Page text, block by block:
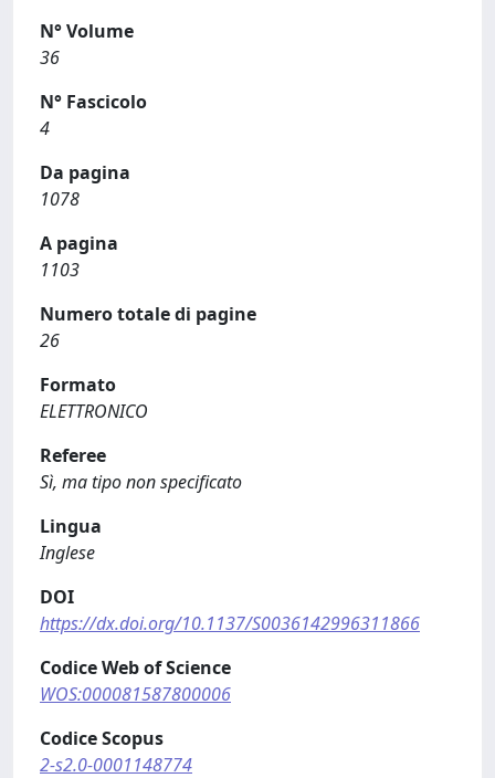
N° Volume
36
N° Fascicolo
4
Da pagina
1078
A pagina
1103
Numero totale di pagine
26
Formato
ELETTRONICO
Referee
Sì, ma tipo non specificato
Lingua
Inglese
DOI
https://dx.doi.org/10.1137/S0036142996311866
Codice Web of Science
WOS:000081587800006
Codice Scopus
2-s2.0-0001148774